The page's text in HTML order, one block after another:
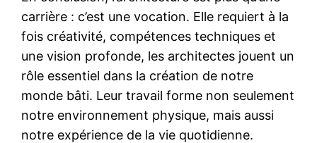
carrière : c’est une vocation. Elle requiert à la
fois créativité, compétences techniques et
une vision profonde, les architectes jouent un
rôle essentiel dans la création de notre
monde bâti. Leur travail forme non seulement
notre environnement physique, mais aussi
notre expérience de la vie quotidienne.